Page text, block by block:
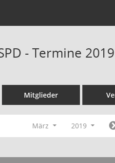
- Termine 2019
Mitglieder
März 2019